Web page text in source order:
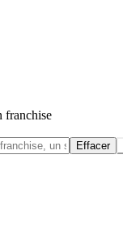
franchise
Effacer